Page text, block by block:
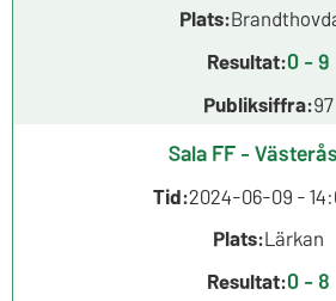
Plats:
Resultat:0 - 9
Publiksiffra:97
Sala FF -
Tid:2024-06-09 -
Plats:Lärkan
Resultat:0 - 8